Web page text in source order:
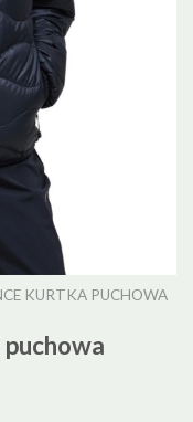
KURTKA PUCHOWA